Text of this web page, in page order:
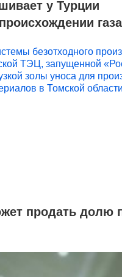
у Турции
газа
продать долю